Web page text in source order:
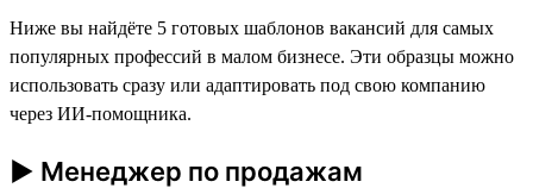
Ниже вы найдёте 5 готовых шаблонов вакансий для самых
популярных профессий в малом бизнесе. Эти образцы можно
использовать сразу или адаптировать под свою компанию
через ИИ-помощника.
► Менеджер по продажам